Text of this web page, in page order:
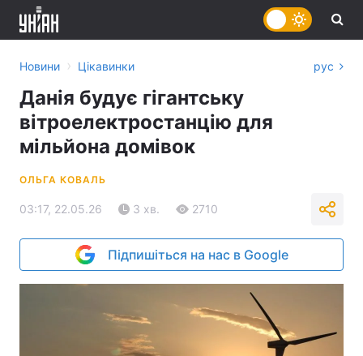
Новини › Цікавинки рус
Данія будує гігантську
вітроелектростанцію для
мільйона домівок
ОЛЬГА КОВАЛЬ
03:17, 22.05.26 3 хв. 2710
Підпишіться на нас в Google